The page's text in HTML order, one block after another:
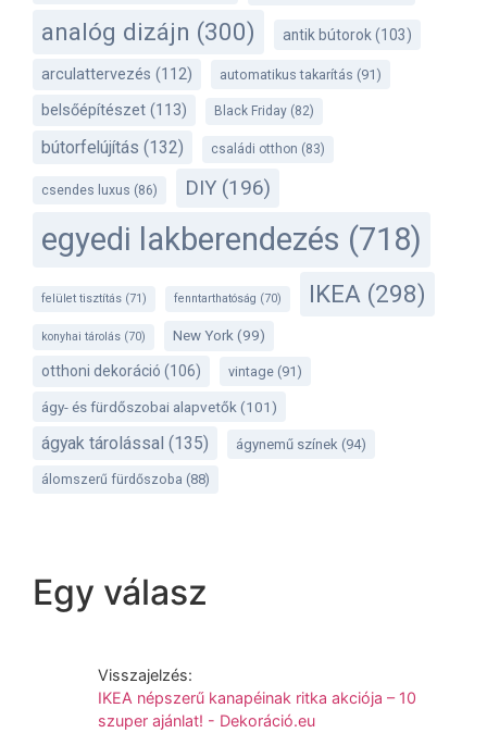
analóg dizájn (300) antik bútorok (103)
arculattervezés (112) automatikus takarítás (91)
belsőépítészet (113) Black Friday (82)
bútorfelújítás (132) családi otthon (83)
csendes luxus (86) DIY (196)
egyedi lakberendezés (718)
felület tisztítás (71) fenntarthatóság (70) IKEA (298)
konyhai tárolás (70) New York (99)
otthoni dekoráció (106) vintage (91)
ágy- és fürdőszobai alapvetők (101)
ágyak tárolással (135) ágynemű színek (94)
álomszerű fürdőszoba (88)
Egy válasz
Visszajelzés:
IKEA népszerű kanapéinak ritka akciója – 10
szuper ajánlat! - Dekoráció.eu